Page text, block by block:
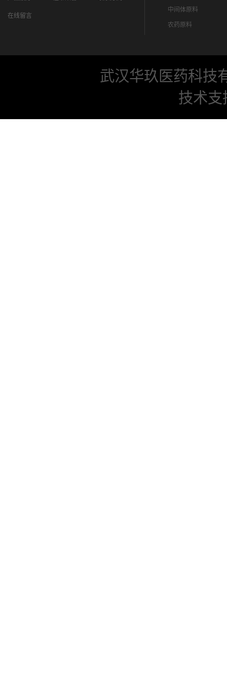
在线留言
中间体原料
农药原料
武汉华玖医药科技
技术